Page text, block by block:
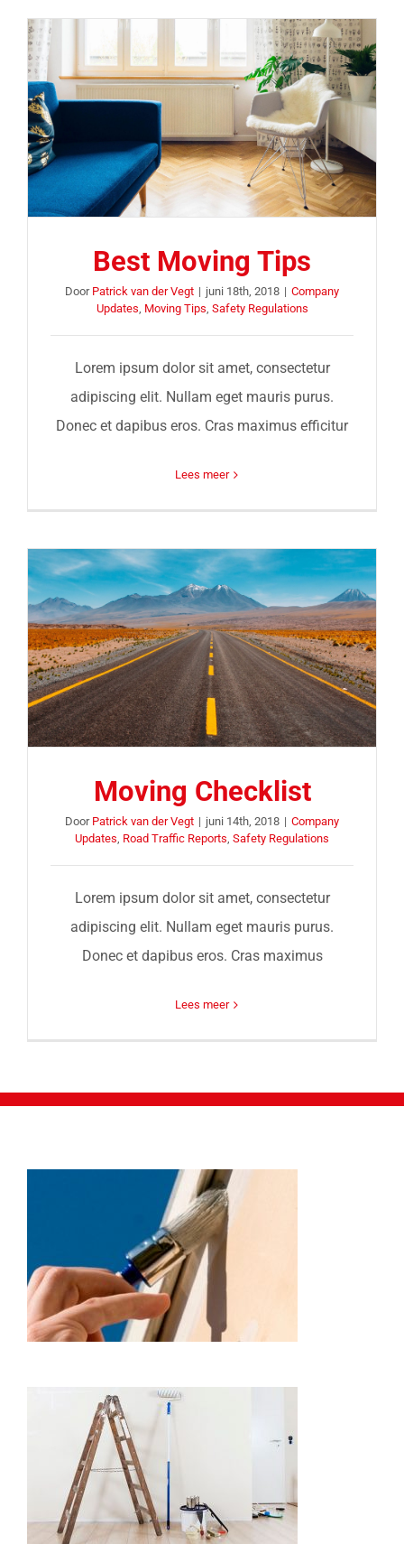
Best Moving Tips
Door Patrick van der Vegt | juni 18th, 2018 | Company
Updates, Moving Tips, Safety Regulations
Lorem ipsum dolor sit amet, consectetur
adipiscing elit. Nullam eget mauris purus.
Donec et dapibus eros. Cras maximus efficitur
Lees meer
Moving Checklist
Door Patrick van der Vegt | juni 14th, 2018 | Company
Updates, Road Traffic Reports, Safety Regulations
Lorem ipsum dolor sit amet, consectetur
adipiscing elit. Nullam eget mauris purus.
Donec et dapibus eros. Cras maximus
Lees meer